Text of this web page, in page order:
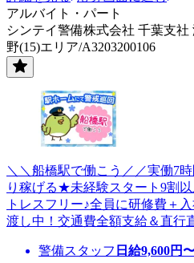
アルバイト・パート
シンテイ警備株式会社 千葉支
野(15)エリア/A3203200106
＼＼船橋駅で働こう／／実働7
り稼げる★未経験スタート9割
トレスフリー♪全員に研修費＋
渡し中！交通費全額支給＆直行
警備スタッフ 日給9,600円